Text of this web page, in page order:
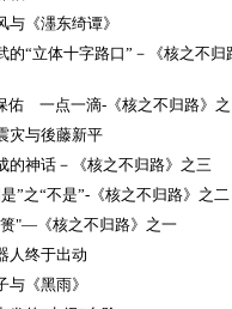
与《濹东绮谭》
的“立体十字路口”－《核之不归
佑 一点一滴-《核之不归路》
灾与後藤新平
的神话－《核之不归路》之三
”之“不是”-《核之不归路》之二
"—《核之不归路》之一
人终于出动
与《黑雨》